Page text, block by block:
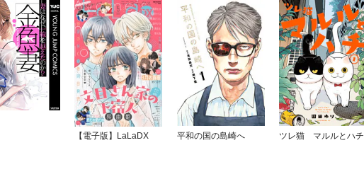
【電子版】LaLaDX 平和の国の島崎へ ツレ猫 マルルとハチ